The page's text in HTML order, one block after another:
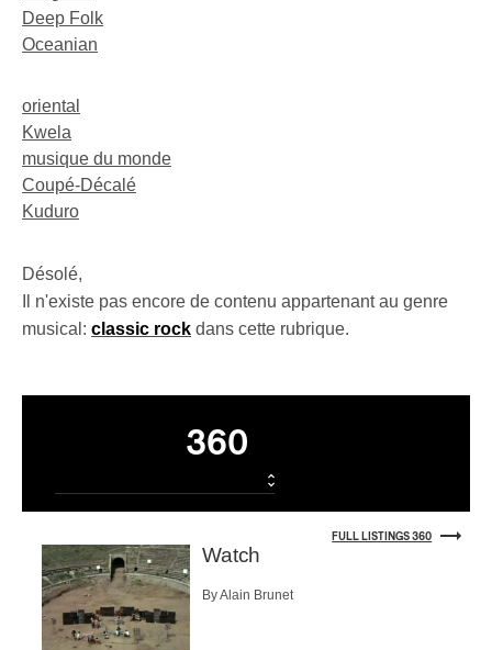
Deep Folk
Oceanian
oriental
Kwela
musique du monde
Coupé-Décalé
Kuduro
Désolé,
Il n'existe pas encore de contenu appartenant au genre
musical: classic rock dans cette rubrique.
360
FULL LISTINGS 360
Watch
By Alain Brunet